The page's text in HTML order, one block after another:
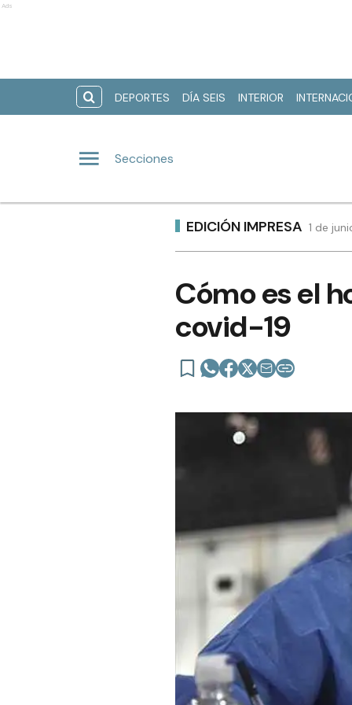
Ads
DEPORTES DÍA SEIS INTERIOR
Secciones
EDICIÓN IMPRESA 1 de
Cómo es el
covid-19